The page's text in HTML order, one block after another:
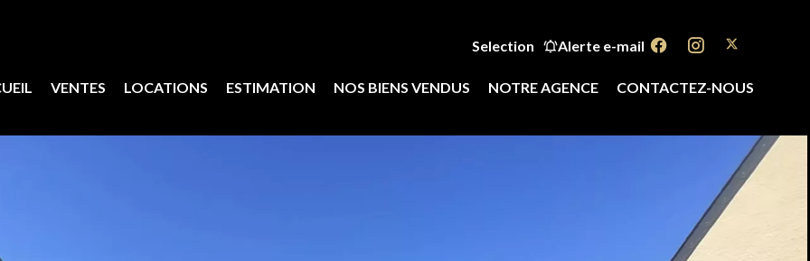
Selection Alerte e-mail
VENTES LOCATIONS ESTIMATION NOS BIENS VENDUS NOTRE AGENCE CONTACTEZ-NOUS